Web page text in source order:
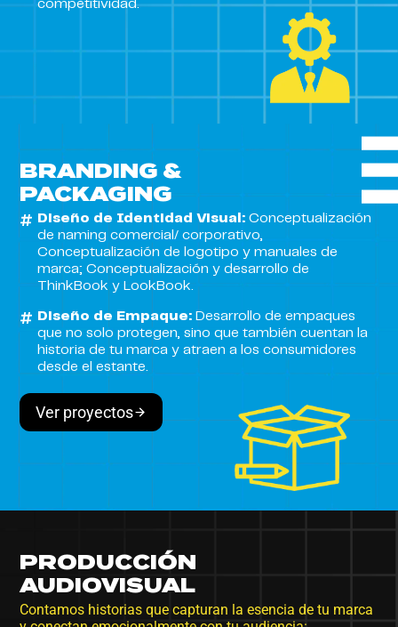
competitividad.
BRANDING &
PACKAGING
Diseño de Identidad Visual: Conceptualización
de naming comercial/ corporativo,
Conceptualización de logotipo y manuales de
marca; Conceptualización y desarrollo de
ThinkBook y LookBook.
Diseño de Empaque: Desarrollo de empaques
que no solo protegen, sino que también cuentan la
historia de tu marca y atraen a los consumidores
desde el estante.
Ver proyectos
PRODUCCIÓN
AUDIOVISUAL
Contamos historias que capturan la esencia de tu marca